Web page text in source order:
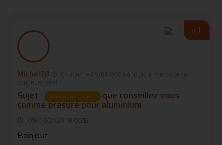
#1
Michel78 En ligne le 09/06/2020 à 18:05
(1 message sur
soudeurs.com)
Sujet : DEMANDE D’AIDE que conseillez vous
comme brasure pour aluminium
09/06/2020 18:05:12
Bonjour